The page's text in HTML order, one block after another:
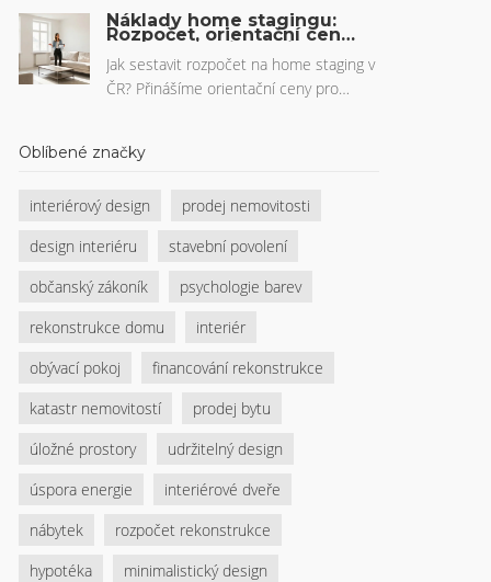
reklamy. Zjistěte, proč se některé
jak se připravit na budoucnost
realitního trhu.
Náklady home stagingu:
Rozpočet, orientační ceny
a návratnost investice v
ČR
Jak sestavit rozpočet na home staging v
ČR? Přinášíme orientační ceny pro
fotografie. Zjistěte, kolik stojí příprava
návratnost investice.
Oblíbené značky
interiérový design
prodej nemovitosti
design interiéru
stavební povolení
občanský zákoník
psychologie barev
rekonstrukce domu
interiér
obývací pokoj
financování rekonstrukce
katastr nemovitostí
prodej bytu
úložné prostory
udržitelný design
úspora energie
interiérové dveře
nábytek
rozpočet rekonstrukce
hypotéka
minimalistický design